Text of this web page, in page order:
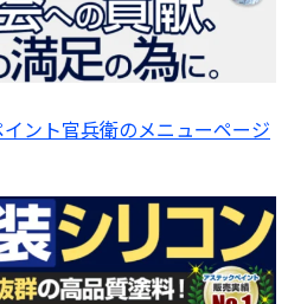
ント官兵衛のメニューページ